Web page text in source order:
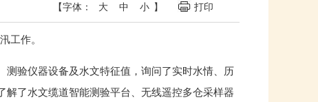
【字体： 大 中 小 】 打印
工作。
验仪器设备及水文特征值，询问了实时水情、历
了水文缆道智能测验平台、无线遥控多仓采样器